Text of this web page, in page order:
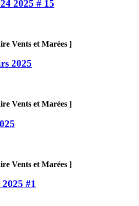
2025 # 15
Vents et Marées ]
2025
Vents et Marées ]
Vents et Marées ]
#1